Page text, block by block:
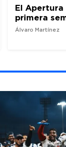
El
primera
Álvaro Martínez